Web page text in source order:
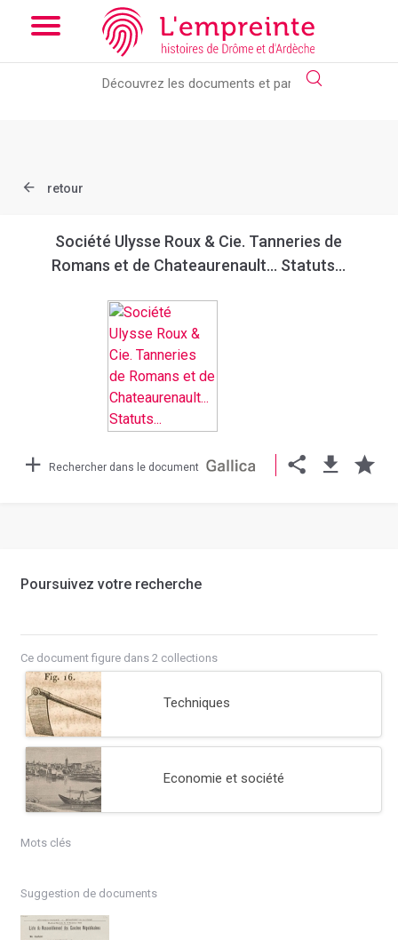
Array ( [slug] => document [ref] => bpt6k9761005j )
new slick-theme.css if you want the default styling
retour
Société Ulysse Roux & Cie. Tanneries de
Romans et de Chateaurenault... Statuts...
Rechercher dans le document
Poursuivez votre recherche
Ce document figure dans 2 collections
Techniques
Economie et société
Mots clés
Suggestion de documents